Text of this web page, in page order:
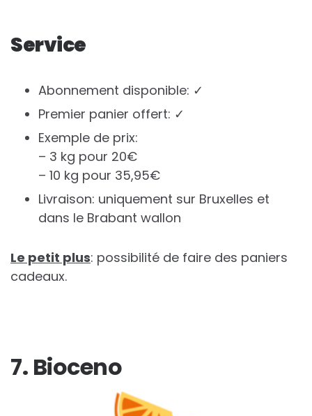
Service
Abonnement disponible: ✓
Premier panier offert: ✓
Exemple de prix:
– 3 kg pour 20€
– 10 kg pour 35,95€
Livraison: uniquement sur Bruxelles et
dans le Brabant wallon
Le petit plus: possibilité de faire des paniers
cadeaux.
7. Bioceno